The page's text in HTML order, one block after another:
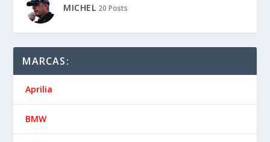
MICHEL 20 Posts
MARCAS:
Aprilia
BMW